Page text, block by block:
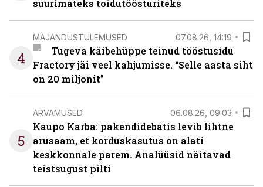
suurimateks toidutöösturiteks
4
MAJANDUSTULEMUSED 07.08.26, 14:19
Tugeva käibehüppe teinud tööstusidu
Fractory jäi veel kahjumisse. “Selle aasta siht
on 20 miljonit”
5
ARVAMUSED 06.08.26, 09:03
Kaupo Karba: pakendidebatis levib lihtne
arusaam, et korduskasutus on alati
keskkonnale parem. Analüüsid näitavad
teistsugust pilti